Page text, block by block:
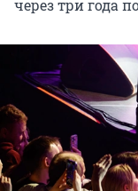
через три года